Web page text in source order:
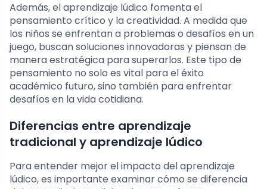
Además, el aprendizaje lúdico fomenta el
pensamiento crítico y la creatividad. A medida que
los niños se enfrentan a problemas o desafíos en un
juego, buscan soluciones innovadoras y piensan de
manera estratégica para superarlos. Este tipo de
pensamiento no solo es vital para el éxito
académico futuro, sino también para enfrentar
desafíos en la vida cotidiana.
Diferencias entre aprendizaje
tradicional y aprendizaje lúdico
Para entender mejor el impacto del aprendizaje
lúdico, es importante examinar cómo se diferencia